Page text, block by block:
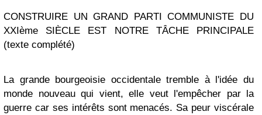
CONSTRUIRE UN GRAND PARTI COMMUNISTE DU
XXIème SIÈCLE EST NOTRE TÂCHE PRINCIPALE
(texte complété)
La grande bourgeoisie occidentale tremble à l'idée du
monde nouveau qui vient, elle veut l'empêcher par la
guerre car ses intérêts sont menacés. Sa peur viscérale